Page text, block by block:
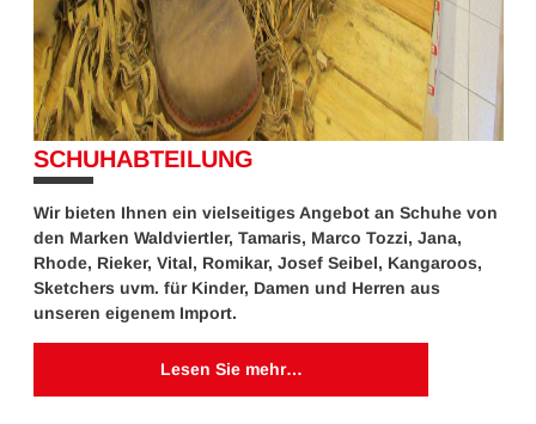
SCHUHABTEILUNG
Wir bieten Ihnen ein vielseitiges Angebot an Schuhe von
den Marken Waldviertler, Tamaris, Marco Tozzi, Jana,
Rhode, Rieker, Vital, Romikar, Josef Seibel, Kangaroos,
Sketchers uvm. für Kinder, Damen und Herren aus
unseren eigenem Import.
Lesen Sie mehr…